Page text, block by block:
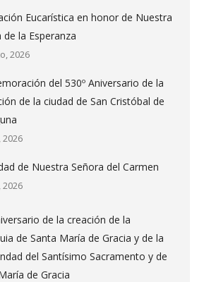
Eucarística en honor de Nuestra
de la Esperanza
2026
del 530º Aniversario de la
de la ciudad de San Cristóbal de
2026
de Nuestra Señora del Carmen
2026
de la creación de la
de Santa María de Gracia y de la
del Santísimo Sacramento y de
de Gracia